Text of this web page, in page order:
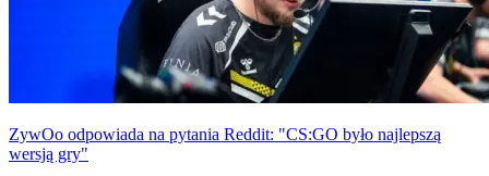
ZywOo odpowiada na pytania Reddit: "CS:GO było najlepszą
wersją gry"